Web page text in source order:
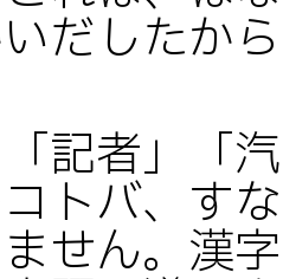
だしたか
「記者」「
トバ、す
せん。漢